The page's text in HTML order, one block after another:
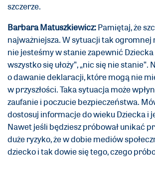
szczerze.
Barbara Matuszkiewicz:Pamiętaj, że
najważniejsza. W sytuacji tak ogromnej
nie jesteśmy w stanie zapewnić
wszystko się ułoży”, „nic się nie stanie”.
o dawanie deklaracji, które mogą nie
w przyszłości. Taka sytuacja może
zaufanie i poczucie bezpieczeństwa.
dostosuj informacje do wieku Dziecka i
Nawet jeśli będziesz próbował unikać
duże ryzyko, że w dobie mediów
dziecko i tak dowie się tego, czego